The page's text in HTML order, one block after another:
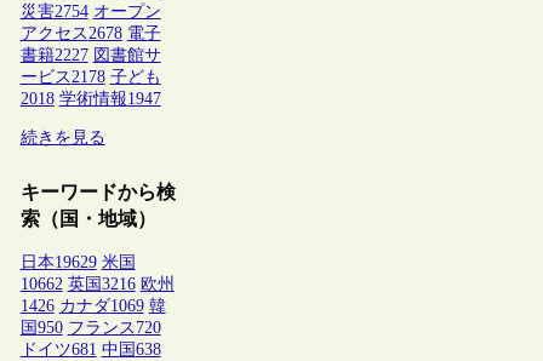
災害2754 オープン
アクセス 2678 電子
書籍2227 図書館サ
ービス 2178 子ども
2018 学術情報1947
続きを見る
キーワードから検
索（国・地域）
日本19629 米国
10662 英国 3216 欧州
1426 カナダ1069 韓
国 950 フランス 720
ドイツ681 中国 638